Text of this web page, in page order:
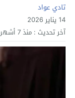
تادي عواد
14 يناير 2026
آخر تحديث : منذ 7 أشهر